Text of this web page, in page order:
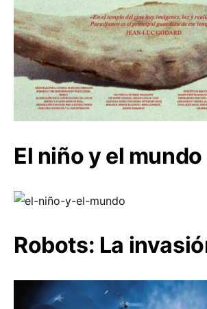
El niño y el mundo
Robots: La